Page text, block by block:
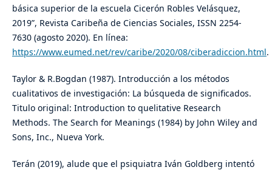
básica superior de la escuela Cicerón Robles Velásquez,
2019”, Revista Caribeña de Ciencias Sociales, ISSN 2254-
7630 (agosto 2020). En línea:
https://www.eumed.net/rev/caribe/2020/08/ciberadiccion.html.
Taylor & R.Bogdan (1987). Introducción a los métodos
cualitativos de investigación: La búsqueda de significados.
Titulo original: Introduction to quelitative Research
Methods. The Search for Meanings (1984) by John Wiley and
Sons, Inc., Nueva York.
Terán (2019), alude que el psiquiatra Iván Goldberg intentó